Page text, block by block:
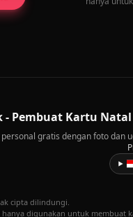
- Pembuat Kartu Natal
gratis dengan foto dan
cipta dilindungi.
hanya digunakan untuk membuat